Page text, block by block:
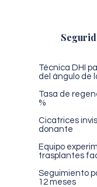
Técnica DHI
del ángulo de
Tasa de
%
Cicatrices
donante
Equipo
trasplantes
Seguimiento
12 meses